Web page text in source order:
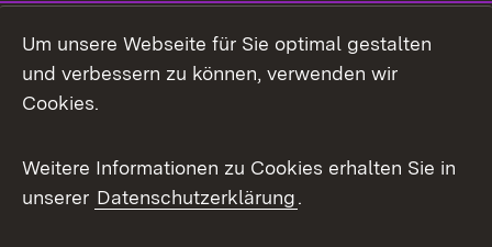
Facebook
X / Twitter
Youtube
Um unsere Webseite für Sie optimal gestalten
und verbessern zu können, verwenden wir
Cookies.
Weitere Informationen zu Cookies erhalten Sie in
unserer Datenschutzerklärung.